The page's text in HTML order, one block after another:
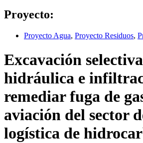
Proyecto:
Proyecto Agua, Proyecto Residuos,
Excavación
hidráulica e
remediar fuga de
aviación del sector
logística de